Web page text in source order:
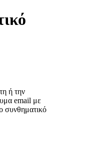
ή την
email με
συνθηματικό